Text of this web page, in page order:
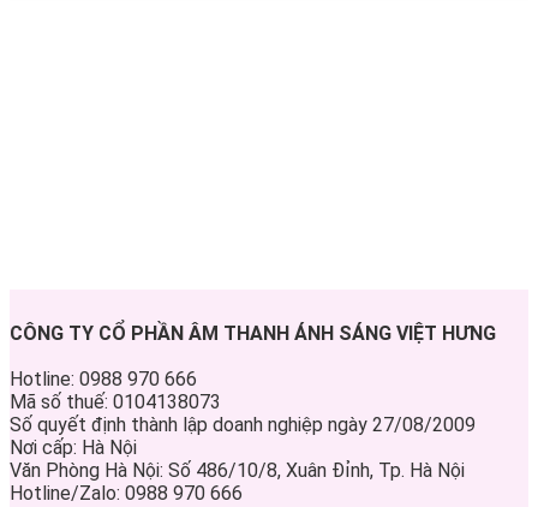
CÔNG TY CỔ PHẦN ÂM THANH ÁNH SÁNG VIỆT HƯNG
Hotline: 0988 970 666
Mã số thuế: 0104138073
Số quyết định thành lập doanh nghiệp ngày 27/08/2009
Nơi cấp: Hà Nội
Văn Phòng Hà Nội: Số 486/10/8, Xuân Đỉnh, Tp. Hà Nội
Hotline/Zalo: 0988 970 666